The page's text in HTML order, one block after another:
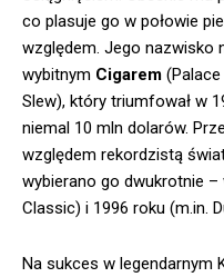
co plasuje go w połowie
względem. Jego nazwisko
wybitnym Cigarem
Slew), który triumfował w
niemal 10 mln dolarów.
względem rekordzistą
wybierano go dwukrotnie –
Classic) i 1996 roku (m.in.
Na sukces w legendarnym